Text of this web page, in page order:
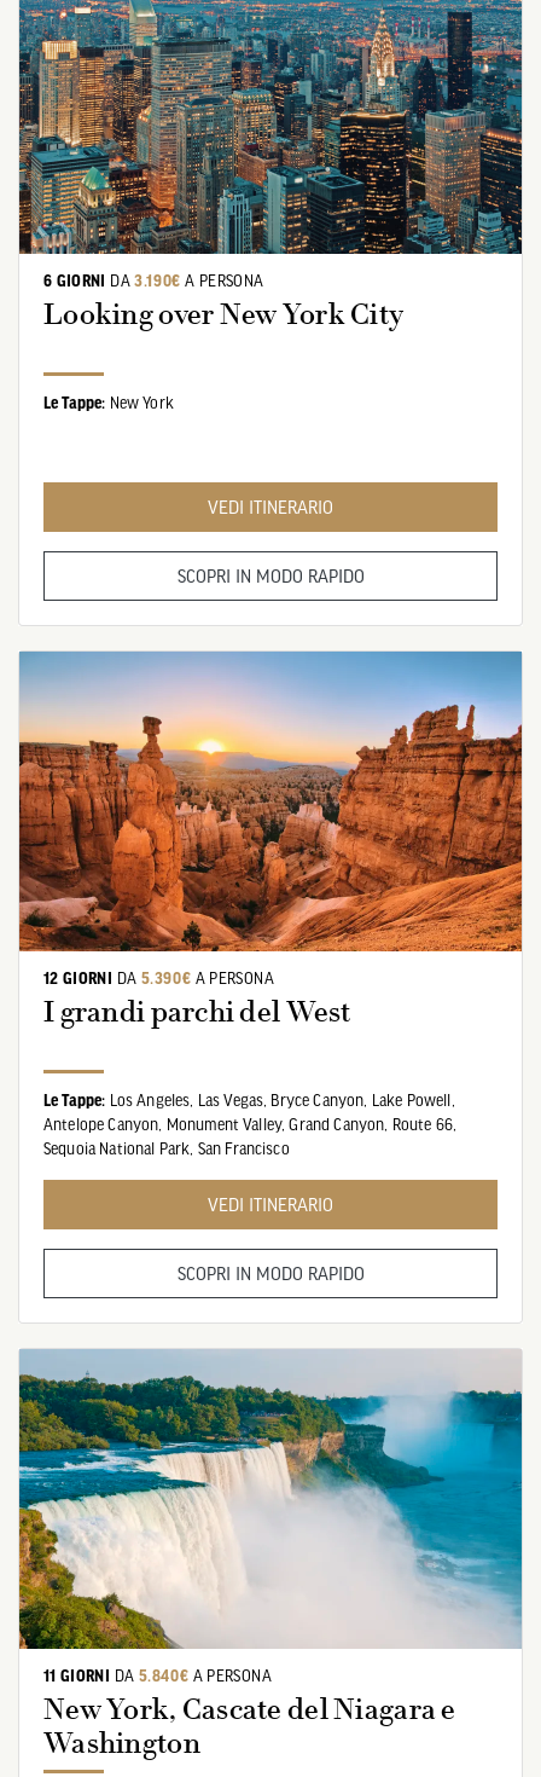
6 GIORNI DA3.190€ A PERSONA
Looking over New York City
Le Tappe: New York
VEDI ITINERARIO
SCOPRI IN MODO RAPIDO
12 GIORNI DA 5.390€ A PERSONA
I grandi parchi del West
Le Tappe: Los Angeles, Las Vegas, Bryce Canyon,
Lake Powell,
Antelope Canyon,
Monument Valley, Grand Canyon,
Route 66,
Sequoia National Park, San Francisco
VEDI ITINERARIO
SCOPRI IN MODO RAPIDO
11 GIORNI DA 5.840€ A PERSONA
New York, Cascate del Niagara e
Washington